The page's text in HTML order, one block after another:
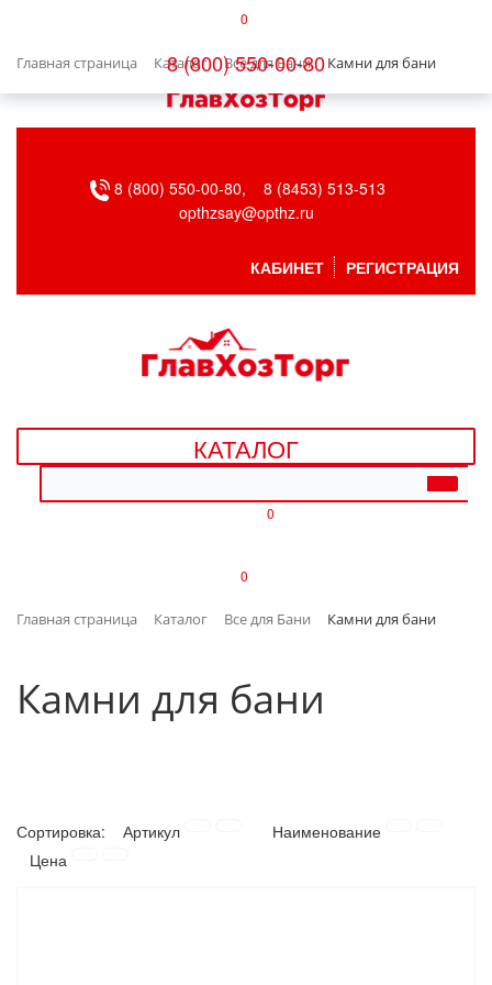
0
8 (800) 550-00-80
Главная страница Каталог Все для Бани Камни для бани
БЫТОВАЯ ТЕХНИКА
ВЕНТИЛЯЦИЯ
ДАЧА, САД И ОГОРОД
ДЕТСКИЕ ТОВАРЫ
ИНТЕРЬЕР
КАНЦТОВАРЫ
8 (800) 550-00-80,
8 (8453) 513-513
opthzsay@opthz.ru
КАБИНЕТ РЕГИСТРАЦИЯ
КАТАЛОГ
0
0
Главная страница Каталог Все для Бани Камни для бани
Камни для бани
Сортировка: Артикул
Наименование
Цена